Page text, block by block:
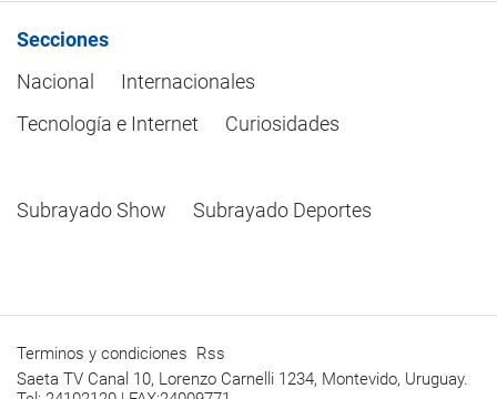
Secciones
Nacional
Internacionales
Tecnología e Internet
Curiosidades
Subrayado Show Subrayado Deportes
Terminos y condiciones Rss
Saeta TV Canal 10, Lorenzo Carnelli 1234, Montevido, Uruguay.